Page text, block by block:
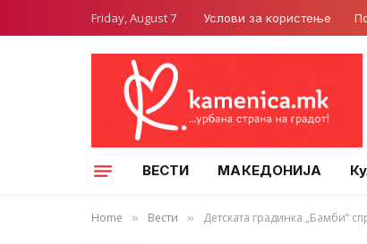
Friday, August 7 Услови за користење
ВЕСТИ МАКЕДОНИЈА
Home » Вести » Детската градинка „Бамби“